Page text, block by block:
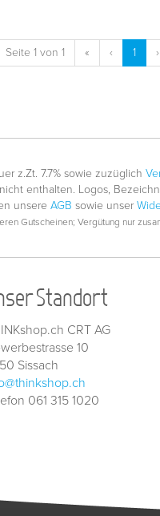
Seite 1 von 1 « ‹ 1 ›
z.Zt. 7.7% sowie zuzüglich
enthalten. Logos,
unsere AGB sowie unser
Gutscheinen; Vergütung nur
Standort
CRT AG
10
Sissach
061 315 1020